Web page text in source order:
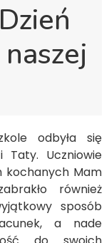
odbyła się
Uczniowie
kochanych Mam
również
sposób
a nade